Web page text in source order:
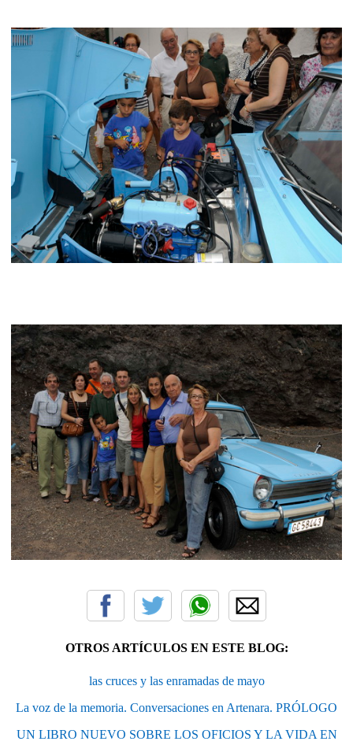
OTROS ARTÍCULOS EN ESTE BLOG:
las cruces y las enramadas de mayo
La voz de la memoria. Conversaciones en Artenara. PRÓLOGO
UN LIBRO NUEVO SOBRE LOS OFICIOS Y LA VIDA EN